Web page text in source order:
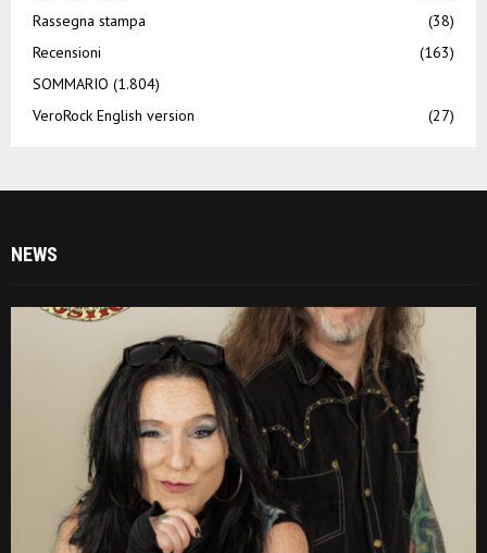
Rassegna stampa
(38)
Recensioni
(163)
SOMMARIO (1.804)
VeroRock English version
(27)
NEWS